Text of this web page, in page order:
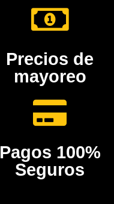
Precios de
mayoreo
Pagos 100%
Seguros